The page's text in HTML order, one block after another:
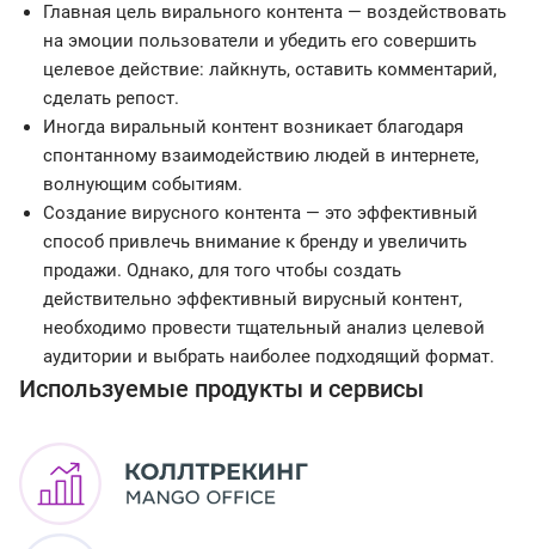
Главная цель вирального контента — воздействовать
на эмоции пользователи и убедить его совершить
целевое действие: лайкнуть, оставить комментарий,
сделать репост.
Иногда виральный контент возникает благодаря
спонтанному взаимодействию людей в интернете,
волнующим событиям.
Создание вирусного контента — это эффективный
способ привлечь внимание к бренду и увеличить
продажи. Однако, для того чтобы создать
действительно эффективный вирусный контент,
необходимо провести тщательный анализ целевой
аудитории и выбрать наиболее подходящий формат.
Используемые продукты и сервисы